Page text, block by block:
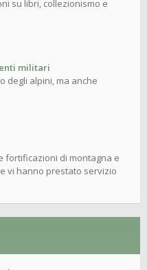
su libri, collezionismo e
militari
degli alpini, ma anche
fortificazioni di montagna e
vi hanno prestato servizio